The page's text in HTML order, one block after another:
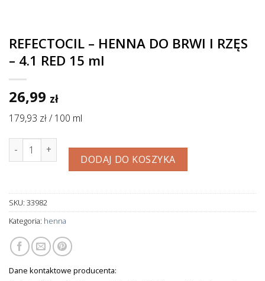
REFECTOCIL – HENNA DO BRWI I RZĘS
– 4.1 RED 15 ml
26,99 zł
179,93 zł / 100 ml
ilość REFECTOCIL - HENNA DO BRWI I RZĘS - 4.1 RED 15 ml
DODAJ DO KOSZYKA
SKU: 33982
Kategoria: henna
Dane kontaktowe producenta: